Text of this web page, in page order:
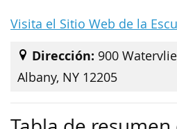
Visita el Sitio Web de la
Dirección: 900
Albany, NY 12205